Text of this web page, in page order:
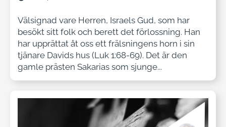
Välsignad vare Herren, Israels Gud, som har
besökt sitt folk och berett det förlossning. Han
har upprättat åt oss ett frälsningens horn i sin
tjänare Davids hus (Luk 1:68-69). Det är den
gamle prästen Sakarias som sjunge...